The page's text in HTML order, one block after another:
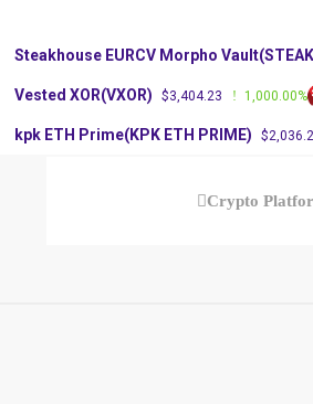
Steakhouse EURCV Morpho
Vested XOR(VXOR) $3,404.23 1,000.00%
kpk ETH Prime(KPK ETH PRIME)